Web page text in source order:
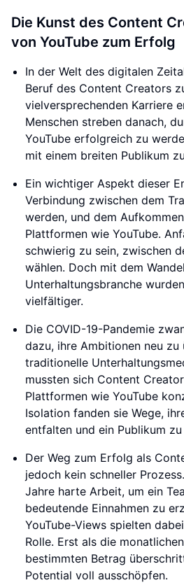
Die Kunst des Content
von YouTube zum Erfolg
In der Welt des digitalen
Beruf des Content Creators
vielversprechenden Karriere
Menschen streben danach,
YouTube erfolgreich zu
mit einem breiten Publikum
Ein wichtiger Aspekt dieser
Verbindung zwischen dem
werden, und dem
Plattformen wie YouTube.
schwierig zu sein, zwischen
wählen. Doch mit dem
Unterhaltungsbranche
vielfältiger.
Die COVID-19-Pandemie
dazu, ihre Ambitionen neu zu
traditionelle
mussten sich Content
Plattformen wie YouTube
Isolation fanden sie Wege,
entfalten und ein Publikum
Der Weg zum Erfolg als
jedoch kein schneller
Jahre harte Arbeit, um ein
bedeutende Einnahmen zu
YouTube-Views spielten
Rolle. Erst als die
bestimmten Betrag
Potential voll ausschöpfen.